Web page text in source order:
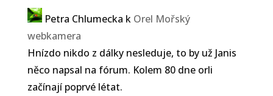
Petra Chlumecka k Orel Mořský
webkamera
Hnízdo nikdo z dálky nesleduje, to by už Janis
něco napsal na fórum. Kolem 80 dne orli
začínají poprvé létat.